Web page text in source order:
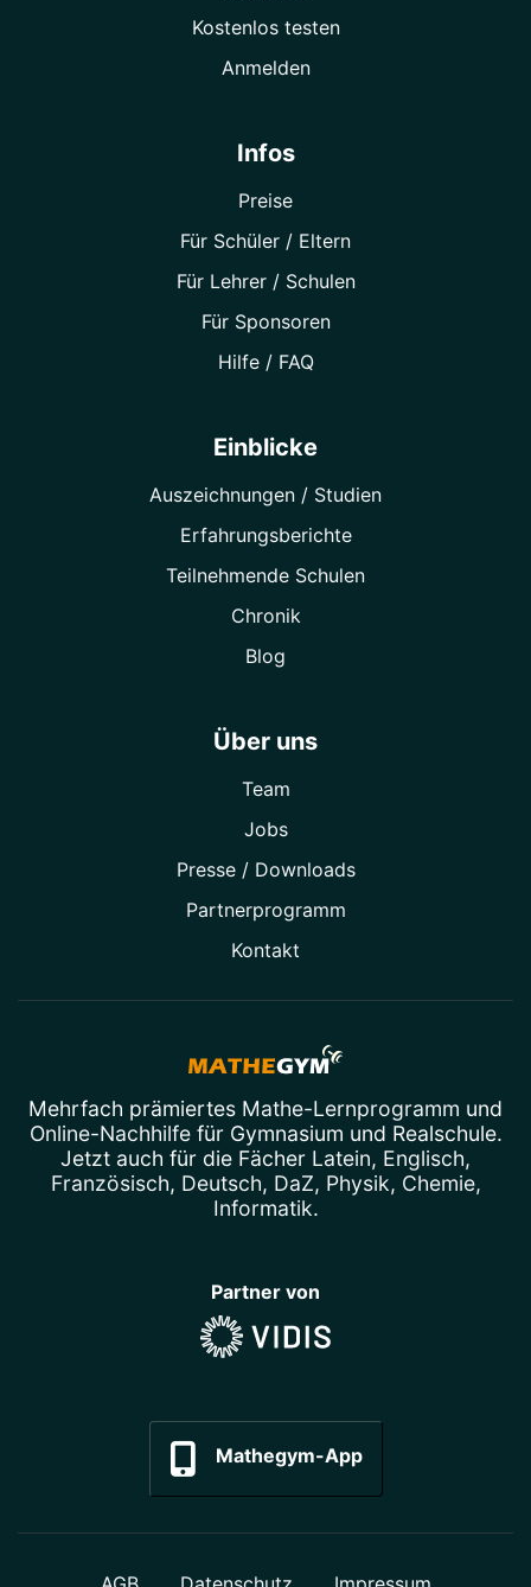
Kostenlos testen
Anmelden
Infos
Preise
Für Schüler / Eltern
Für Lehrer / Schulen
Für Sponsoren
Hilfe / FAQ
Einblicke
Auszeichnungen / Studien
Erfahrungsberichte
Teilnehmende Schulen
Chronik
Blog
Über uns
Team
Jobs
Presse / Downloads
Partner­programm
Kontakt
Mehrfach prämiertes Mathe-Lernprogramm und
Online-Nachhilfefür Gymnasium und Realschule.
Jetzt auch für die Fächer Latein, Englisch,
Französisch, Deutsch, DaZ, Physik, Chemie,
Informatik.
Partner von
Mathegym-App